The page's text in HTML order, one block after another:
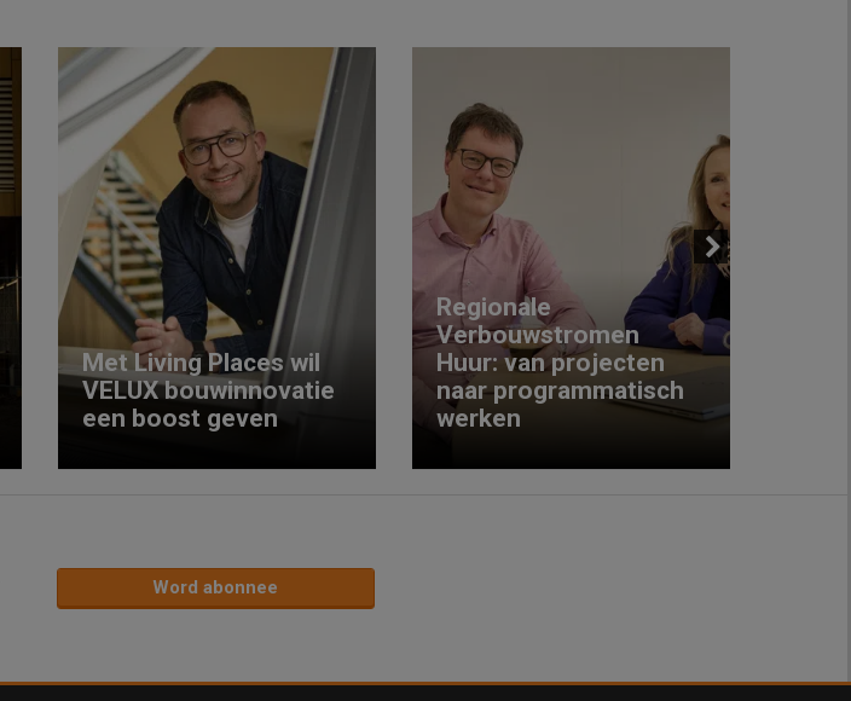
Met Living Places wil
VELUX bouwinnovatie
een boost geven
Regionale
Verbouwstromen
Huur: van projecten
naar programmatisch
werken
Next
Word abonnee